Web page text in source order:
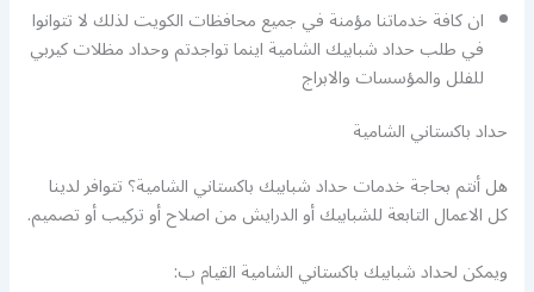
ان كافة خدماتنا مؤمنة في جميع محافظات الكويت لذلك لا تتوانوا
في طلب حداد شبابيك الشامية اينما تواجدتم وحداد مظلات كيربي
للفلل والمؤسسات والابراج
حداد باكستاني الشامية
هل أنتم بحاجة خدمات حداد شبابيك باكستاني الشامية؟ تتوافر لدينا
كل الاعمال التابعة للشبابيك أو الدرايش من اصلاح أو تركيب أو تصميم.
ويمكن لحداد شبابيك باكستاني الشامية القيام ب: